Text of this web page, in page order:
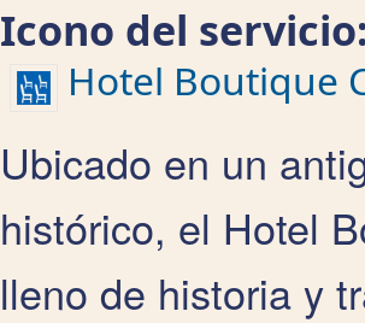
Icono del servicio:
Hotel Boutique
Ubicado en un
histórico, el Hotel
lleno de historia y